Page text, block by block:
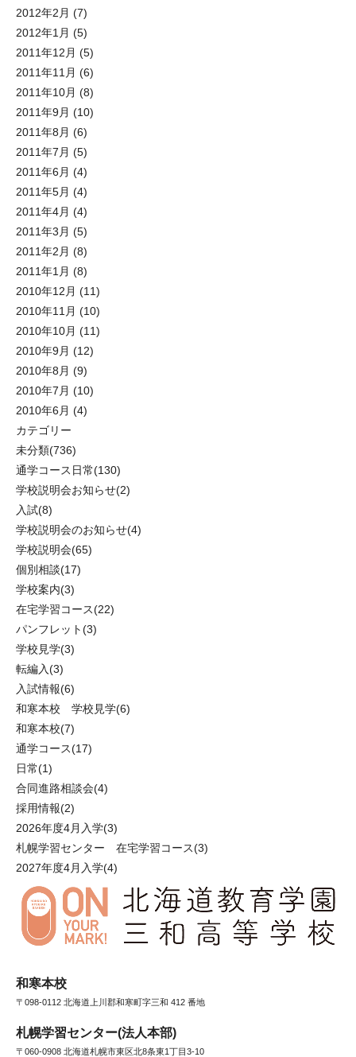
2012年2月 (7)
2012年1月 (5)
2011年12月 (5)
2011年11月 (6)
2011年10月 (8)
2011年9月 (10)
2011年8月 (6)
2011年7月 (5)
2011年6月 (4)
2011年5月 (4)
2011年4月 (4)
2011年3月 (5)
2011年2月 (8)
2011年1月 (8)
2010年12月 (11)
2010年11月 (10)
2010年10月 (11)
2010年9月 (12)
2010年8月 (9)
2010年7月 (10)
2010年6月 (4)
カテゴリー
未分類(736)
通学コース日常(130)
学校説明会お知らせ(2)
入試(8)
学校説明会のお知らせ(4)
学校説明会(65)
個別相談(17)
学校案内(3)
在宅学習コース(22)
パンフレット(3)
学校見学(3)
転編入(3)
入試情報(6)
和寒本校 学校見学(6)
和寒本校(7)
通学コース(17)
日常(1)
合同進路相談会(4)
採用情報(2)
2026年度4月入学(3)
札幌学習センター 在宅学習コース(3)
2027年度4月入学(4)
和寒本校
〒098-0112 北海道上川郡和寒町字三和 412 番地
札幌学習センター(法人本部)
〒060-0908 北海道札幌市東区北8条東1丁目3-10